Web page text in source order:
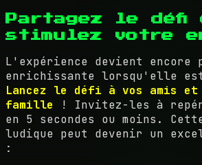
Partagez le défi
stimulez votre
L'expérience devient encore
enrichissante lorsqu'elle
Lancez le défi à vos amis
famille ! Invitez-les à
en 5 secondes ou moins.
ludique peut devenir un
: